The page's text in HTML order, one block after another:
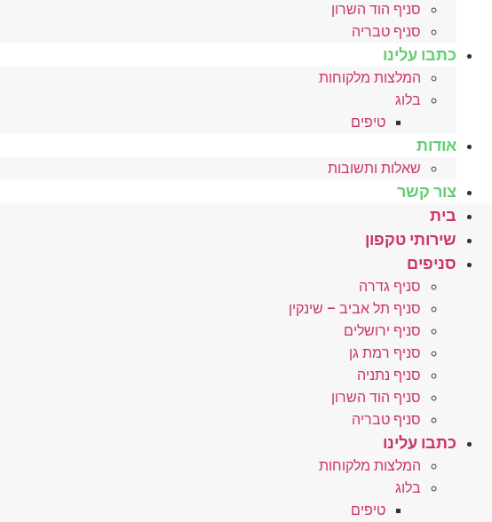
סניף הוד השרון
סניף טבריה
כתבו עלינו
המלצות מלקוחות
בלוג
טיפים
אודות
שאלות ותשובות
צור קשר
בית
שירותי טקפון
סניפים
סניף גדרה
סניף תל אביב – שינקין
סניף ירושלים
סניף רמת גן
סניף נתניה
סניף הוד השרון
סניף טבריה
כתבו עלינו
המלצות מלקוחות
בלוג
טיפים